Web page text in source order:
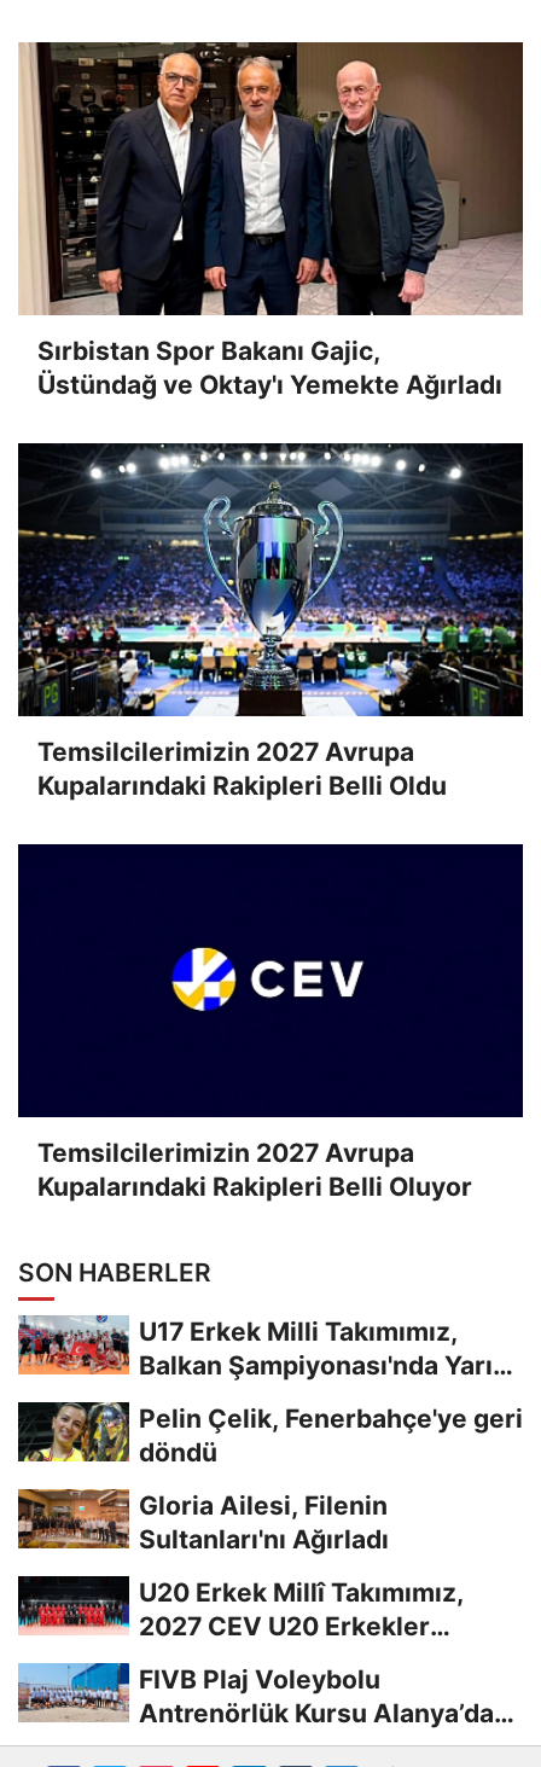
Sırbistan Spor Bakanı Gajic,
Üstündağ ve Oktay'ı Yemekte Ağırladı
Temsilcilerimizin 2027 Avrupa
Kupalarındaki Rakipleri Belli Oldu
Temsilcilerimizin 2027 Avrupa
Kupalarındaki Rakipleri Belli Oluyor
SON HABERLER
U17 Erkek Milli Takımımız,
Balkan Şampiyonası'nda Yarı
Pelin Çelik, Fenerbahçe'ye geri
döndü
Gloria Ailesi, Filenin
Sultanları'nı Ağırladı
U20 Erkek Millî Takımımız,
2027 CEV U20 Erkekler
FIVB Plaj Voleybolu
Antrenörlük Kursu Alanya’da
Başladı